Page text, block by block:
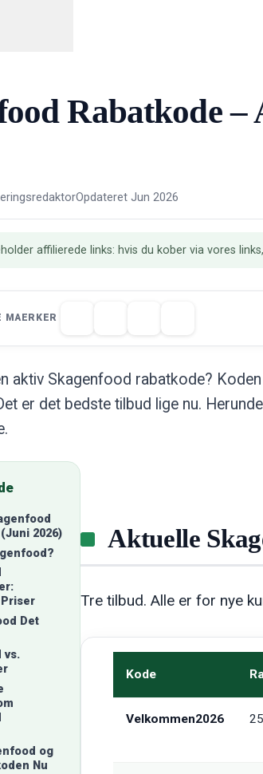
Rabatkode
Opdateret Jun 2026
affilierede links: hvis du kober via vores
MAERKER
aktiv Skagenfood rabatkode? Koden
er det bedste tilbud lige nu.
2026)
Det
vs.
og
Nu
Aktuelle
Tre tilbud. Alle er for nye
Kode
Velkommen2026